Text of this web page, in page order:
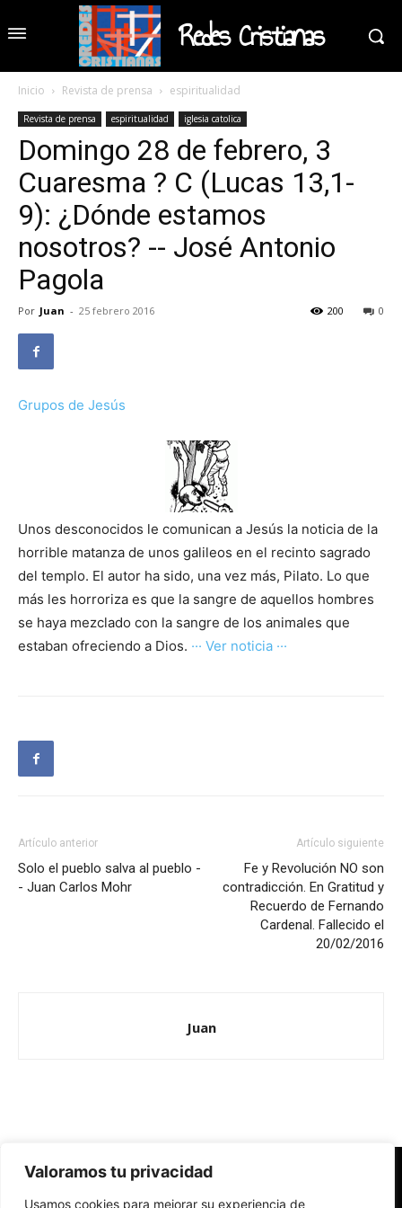
Valoramos tu privacidad
Usamos cookies para mejorar su experiencia de
Redes Cristianas
Inicio Revista de prensa espiritualidad
Revista de prensa espiritualidad iglesia catolica
Domingo 28 de febrero, 3
Cuaresma ? C (Lucas 13,1-
9): ¿Dónde estamos
nosotros? -- José Antonio
Pagola
Por Juan - 25 febrero 2016 0
200
Grupos de Jesús
Unos desconocidos le comunican a Jesús la noticia de la
horrible matanza de unos galileos en el recinto sagrado
del templo. El autor ha sido, una vez más, Pilato. Lo que
más les horroriza es que la sangre de aquellos hombres
se haya mezclado con la sangre de los animales que
estaban ofreciendo a Dios. ··· Ver noticia ···
Artículo anterior
Solo el pueblo salva al pueblo -
- Juan Carlos Mohr
Artículo siguiente
Fe y Revolución NO son
contradicción. En Gratitud y
Recuerdo de Fernando
Cardenal. Fallecido el
20/02/2016
Juan
Redes Cristianas